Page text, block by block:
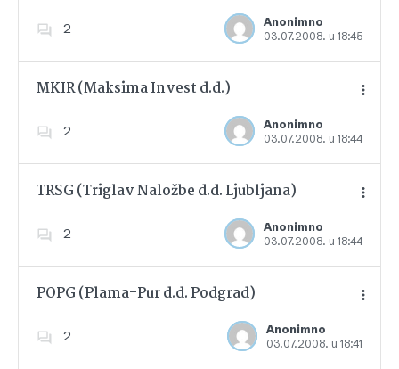
2
Anonimno
03.07.2008. u 18:45
Dodajte u favorite
MKIR (Maksima Invest d.d.)
2
Anonimno
03.07.2008. u 18:44
Dodajte u favorite
TRSG (Triglav Naložbe d.d. Ljubljana)
2
Anonimno
03.07.2008. u 18:44
Dodajte u favorite
POPG (Plama-Pur d.d. Podgrad)
2
Anonimno
03.07.2008. u 18:41
Dodajte u favorite